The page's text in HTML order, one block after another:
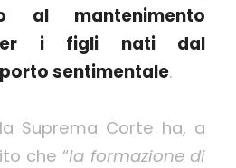
al mantenimento
i figli nati dal
sentimentale.
Suprema Corte ha, a
che “la formazione di